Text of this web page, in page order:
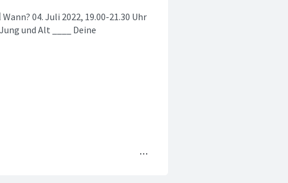
04. Juli 2022, 19.00-21.30 Uhr
und Alt ____ Deine